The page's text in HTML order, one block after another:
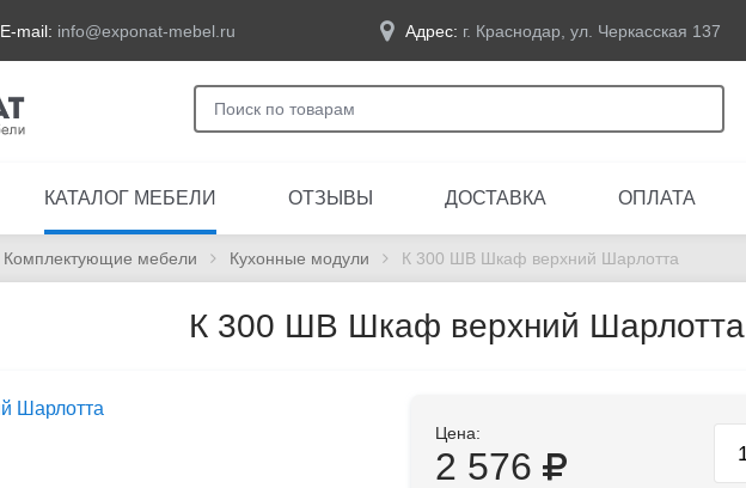
E-mail: info@exponat-mebel.ru Адрес: г. Краснодар, ул. Черкасская 137
КАТАЛОГ МЕБЕЛИ ОТЗЫВЫ ДОСТАВКА ОПЛАТА
Комплектующие мебели Кухонные модули К 300 ШВ Шкаф верхний Шарлотта
К 300 ШВ Шкаф верхний Шарлотта
Цена:
2 576